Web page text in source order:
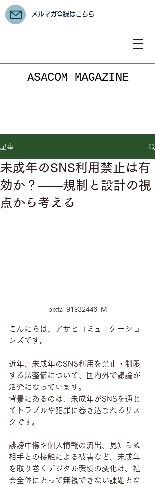
ASACOM MAGAZINE
メルマガ登録はこちら
記事
未成年のSNS利用禁止は有
効か？――規制と設計の視
点から考える
pixta_91932446_M
こんにちは、アサヒコミュニケーショ
ンズです。
近年、未成年のSNS利用を禁止・制限
する法整備について、国内外で議論が
活発になっています。
背景にあるのは、未成年がSNSを通じ
てトラブルや犯罪に巻き込まれるリス
クです。
誹謗中傷や個人情報の流出、見知らぬ
相手との接触による被害など、未成年
を取り巻くデジタル環境の変化は、社
会全体にとって無視できない課題とな